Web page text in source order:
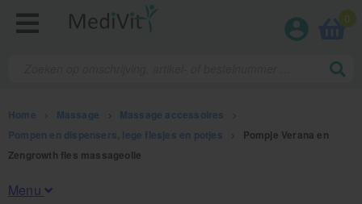
0
Home Massage Massage accessoires
Pompen en dispensers, lege flesjes en potjes
Pompje Verana en
Zengrowth fles massageolie
Menu